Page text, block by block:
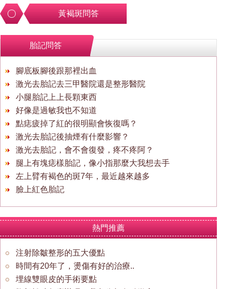
黃褐斑問答
胎記問答
腳底板腳後跟那裡出血
激光去胎記去三甲醫院還是整形醫院
小腿胎記上上長顆東西
好像是過敏我也不知道
點痣疲掉了紅的很明顯會恢復嗎？
激光去胎記後抽煙有什麼影響？
激光去胎記，會不會復發，疼不疼阿？
腿上有塊痣樣胎記，像小指那麼大我想去手
左上臂有褐色的斑7年，最近越來越多
臉上紅色胎記
熱門推薦
注射除皺整形的五大優點
時間有20年了，燙傷有好的治療..
埋線雙眼皮的手術要點